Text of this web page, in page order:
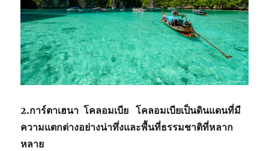
2.การ์ตาเฮนา โคลอมเบีย โคลอมเบียเป็นดินแดนที่มี
ความแตกต่างอย่างน่าทึ่งและพื้นที่ธรรมชาติที่หลาก
หลาย